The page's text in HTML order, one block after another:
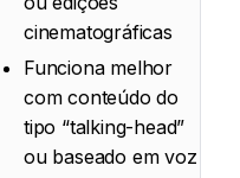
cinematográficas
Funciona melhor
com conteúdo do
tipo “talking-head”
ou baseado em voz